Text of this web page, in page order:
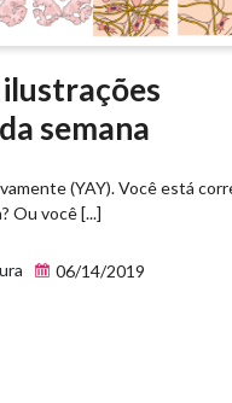
semana
(YAY). Você está
Ou você [...]
06/14/2019